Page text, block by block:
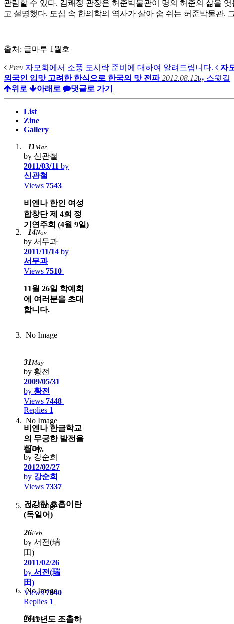
관람할 수 있다. 김쾌정 관장은 허준박물관이 명의 허준의 삶을
고 설명했다. 도심 속 한의학의 역사가 살아 숨 쉬는 허준박물관.
출처 : 글마루 1 월호
Prev 자모회에서 소풍 도시락 준비에 대하여 알려드립니다. 자
외국인 입맛 고려한 한식으로 한국의 맛 전파 2012.08.12by 스윗길
위로
아래로 댓글로 가기
List
Zine
Gallery
11Mar
by 신관철
2011/03/11 by
신관철
Views 7543
비엔나 한인 여성
합창단 제 4회 정
기연주회 (4월 9일)
14Nov
by 서무과
2011/11/14 by
서무과
Views 7510
11월 26일 학예회
에 여러분을 초대
합니다.
No Image
31May
by 황전
2009/05/31
by 황전
Views 7448
Replies 1
비엔나 한글학교
의 무궁한 발전을
빌며..
No Image
27Feb
by 강순희
2012/02/27
by 강순희
Views 7337
건강한 호흡이란
(독일어)
No Image
26Feb
by 서전(瑞
田)
2011/02/26
by 서전(瑞
田)
Views7040
Replies 1
2011년도 조촐하
No Image
02Mar